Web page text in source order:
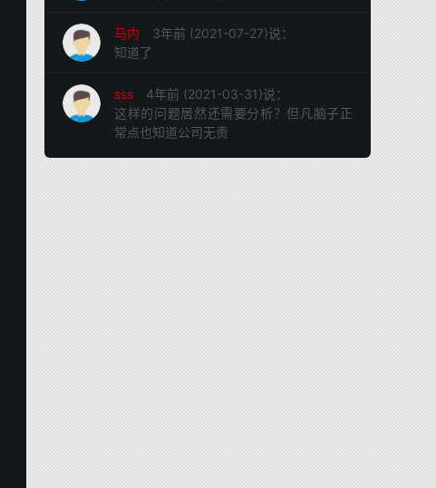
马内
3年前 (2021-07-27)说：
知道了
sss
4年前 (2021-03-31)说：
这样的问题居然还需要分析？但凡脑子正
常点也知道公司无责